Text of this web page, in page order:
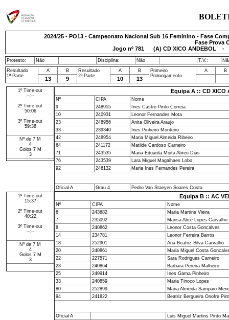
2024/25 - PO13 - Campeonato Nacional Sub 16 Feminino - Fase
Fase Prova
Jogo nº 781(A) CD XICO ANDEBOL -
Protesto: Não Disciplina: Não T.V.:
Resultado
1ª Parte
A B
Resultado
2ª Parte
A B
Primeiro
Prolongamento
A B
13 9 10 13
1º Time-out
--:--
2º Time-out
50:06
3º Time-out
59:36
Nº de 7 M
4
Golos 7 M
3
Equipa A :: CD XICO
Nº CIPA
Nome
9
248955
Ines Castro Pinto Correia
10
240931
Leonor Fernandes Mota
23
248956
Anita Oliveira Araujo
33
239340
Ines Pinheiro Monteiro
42
248954
Maria Miguel Almeida Ribeiro
64
241172
Matilde Cardoso Carneiro
71
243535
Maria Eduarda Moita Abreu Dias
76
243539
Lara Miguel Magalhaes Lobo
92
246132 Maria Ines Fernandes Pereira
Oficial A Grau 4
Pedro Van Staeyen Soares Costa
1º Time-out
15:37
2º Time-out
40:22
3º Time-out
--:--
Nº de 7 M
4
Golos 7 M
3
Equipa B :: AC
Nº CIPA
Nome
6
243682
Maria Martins Vieira
7
235092
Marisa Alice Lopes Carvalho
8
240862
Leonor Costa Goncalves
14
234781
Leonor Ferreira Barros
18
252901
Ana Beatriz Silva Carvalho
20
240861
Maria Miguel Costa
22
227571
Sara Rodrigues Carneiro
23
240864
Barbara Pereira Malheiro
25
249914
Ines Gama Pinheiro
33
240859
Maria Tinoco Lopes
80
252899
Maria Almeida Sampaio
94
241822 Beatriz Bergueira Onofre
Oficial A
Luis Miguel Martins Pinto